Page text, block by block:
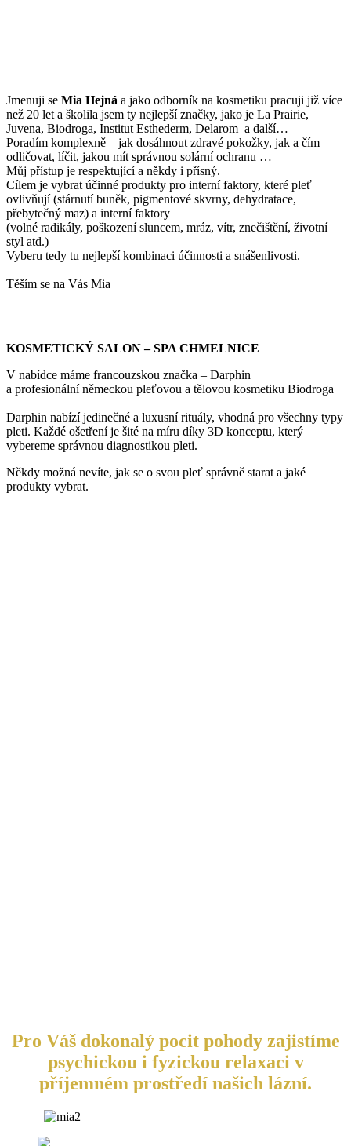
Jmenuji se Mia Hejná a jako odborník na kosmetiku pracuji již více
než 20 let a školila jsem ty nejlepší značky, jako je La Prairie,
Juvena, Biodroga, Institut Esthederm, Delarom a další…
Poradím komplexně – jak dosáhnout zdravé pokožky, jak a čím
odličovat, líčit, jakou mít správnou solární ochranu …
Můj přístup je respektující a někdy i přísný.
Cílem je vybrat účinné produkty pro interní faktory, které pleť
ovlivňují (stárnutí buněk, pigmentové skvrny, dehydratace,
přebytečný maz) a interní faktory
(volné radikály, poškození sluncem, mráz, vítr, znečištění, životní
styl atd.)
Vyberu tedy tu nejlepší kombinaci účinnosti a snášenlivosti.
Těším se na Vás Mia
KOSMETICKÝ SALON – SPA CHMELNICE
V nabídce máme francouzskou značka – Darphin
a profesionální německou pleťovou a tělovou kosmetiku Biodroga
Darphin nabízí jedinečné a luxusní rituály, vhodná pro všechny typy
pleti. Každé ošetření je šité na míru díky 3D konceptu, který
vybereme správnou diagnostikou pleti.
Někdy možná nevíte, jak se o svou pleť správně starat a jaké
produkty vybrat.
Pro Váš dokonalý pocit pohody zajistíme
psychickou i fyzickou relaxaci v
příjemném prostředí našich lázní.